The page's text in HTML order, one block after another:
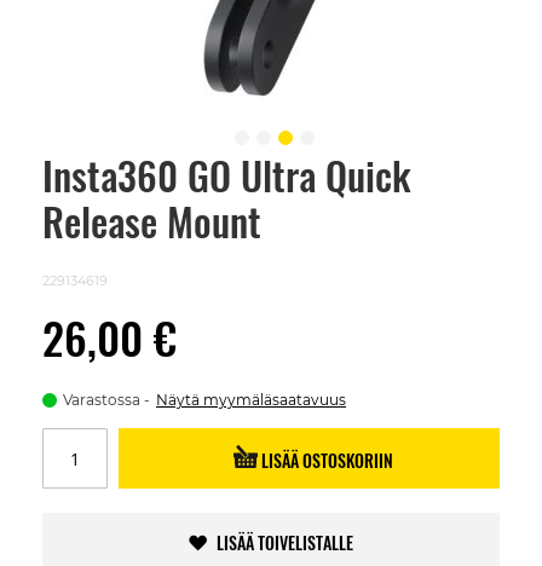
Insta360 GO Ultra Quick
Release Mount
229134619
26,00 €
Varastossa Näytä myymäläsaatavuus
LISÄÄ OSTOSKORIIN
LISÄÄ TOIVELISTALLE
Skip
beginning
images